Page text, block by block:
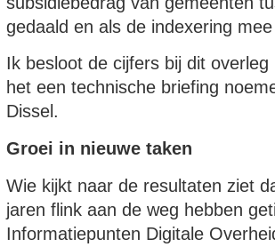
gedaald en als de indexering
Ik besloot de cijfers bij dit
het een technische briefing
Dissel.
Groei in nieuwe taken
Wie kijkt naar de resultaten ziet
jaren flink aan de weg hebben
Informatiepunten Digitale